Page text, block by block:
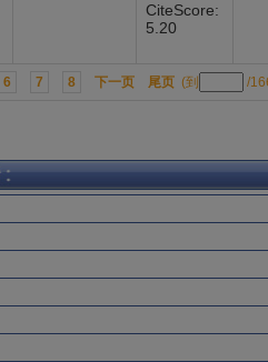
CiteScore:
5.20
6 7 8 下一页 尾页 (到 /